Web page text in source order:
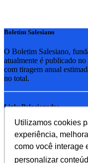
Utilizamos cookies
experiência,
como você interage
personalizar
Boletim Salesiano
O Boletim Salesiano,
atualmente é publicado
com tiragem anual
no total.
Links Relacionados
RSB - Rede
EDEBE - Editora
UPV - União pela